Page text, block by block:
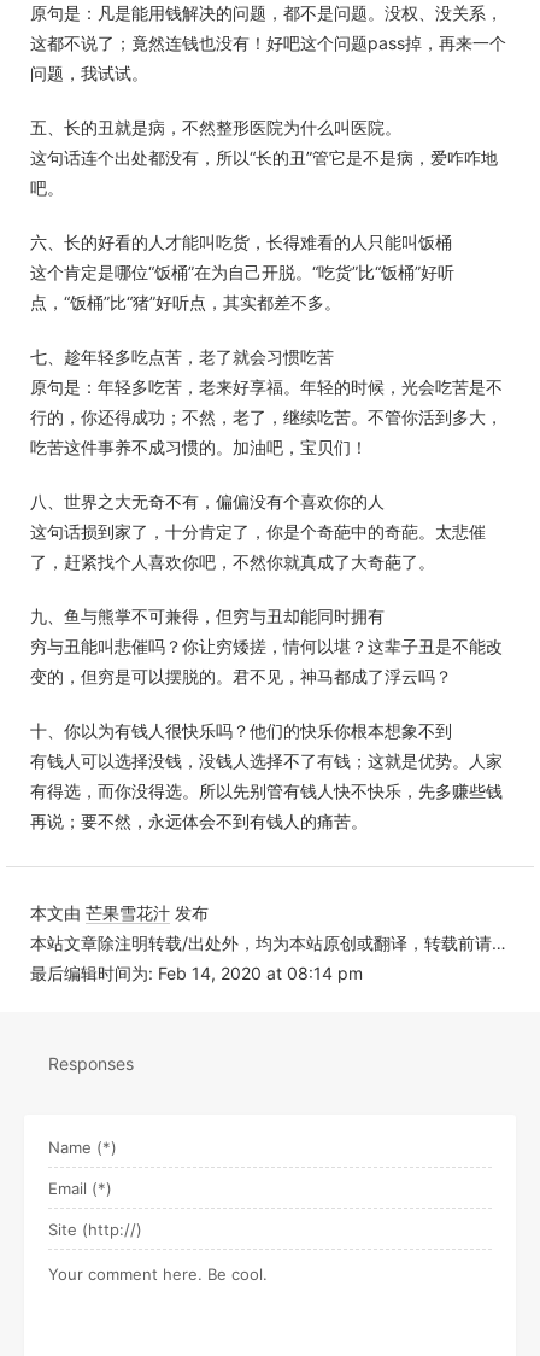
原句是：凡是能用钱解决的问题，都不是问题。没权、没关系，
这都不说了；竟然连钱也没有！好吧这个问题pass掉，再来一个
问题，我试试。
五、长的丑就是病，不然整形医院为什么叫医院。
这句话连个出处都没有，所以“长的丑”管它是不是病，爱咋咋地
吧。
六、长的好看的人才能叫吃货，长得难看的人只能叫饭桶
这个肯定是哪位“饭桶”在为自己开脱。“吃货”比“饭桶”好听
点，“饭桶”比“猪”好听点，其实都差不多。
七、趁年轻多吃点苦，老了就会习惯吃苦
原句是：年轻多吃苦，老来好享福。年轻的时候，光会吃苦是不
行的，你还得成功；不然，老了，继续吃苦。不管你活到多大，
吃苦这件事养不成习惯的。加油吧，宝贝们！
八、世界之大无奇不有，偏偏没有个喜欢你的人
这句话损到家了，十分肯定了，你是个奇葩中的奇葩。太悲催
了，赶紧找个人喜欢你吧，不然你就真成了大奇葩了。
九、鱼与熊掌不可兼得，但穷与丑却能同时拥有
穷与丑能叫悲催吗？你让穷矮搓，情何以堪？这辈子丑是不能改
变的，但穷是可以摆脱的。君不见，神马都成了浮云吗？
十、你以为有钱人很快乐吗？他们的快乐你根本想象不到
有钱人可以选择没钱，没钱人选择不了有钱；这就是优势。人家
有得选，而你没得选。所以先别管有钱人快不快乐，先多赚些钱
再说；要不然，永远体会不到有钱人的痛苦。
本文由 芒果雪花汁 发布
本站文章除注明转载/出处外，均为本站原创或翻译，转载前请务必署名
最后编辑时间为: Feb 14, 2020 at 08:14 pm
Responses